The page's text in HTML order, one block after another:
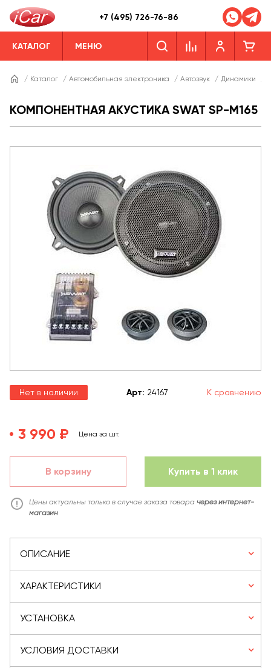
+7 (495) 726-76-86
КАТАЛОГ МЕНЮ
/ Каталог / Автомобильная электроника / Автозвук / Динамики
КОМПОНЕНТНАЯ АКУСТИКА SWAT SP-M165
Нет в наличии Арт: 24167 К сравнению
3 990 ₽ Цена за шт.
В корзину Купить в 1 клик
Цены актуальны только в случае заказа товара через интернет-
магазин
ОПИСАНИЕ
ХАРАКТЕРИСТИКИ
УСТАНОВКА
УСЛОВИЯ ДОСТАВКИ